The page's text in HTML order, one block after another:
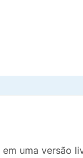
uma versão